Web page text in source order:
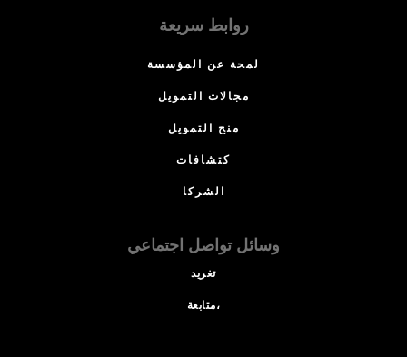
روابط سريعة
لمحة عن المؤسسة
مجالات التمويل
منح التمويل
كتشافات
الشركا
وسائل تواصل اجتماعي
تغريد
متابعة،